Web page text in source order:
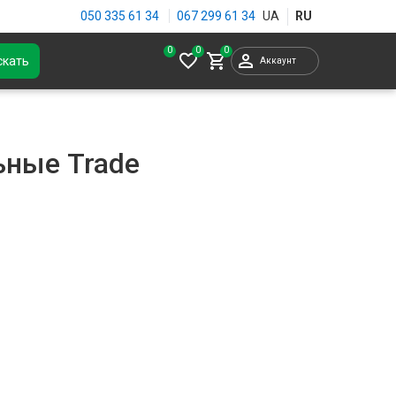
050 335 61 34 067 299 61 34
0
Аккаунт
Trade